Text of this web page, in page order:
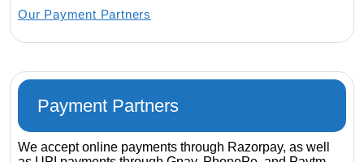
Our Payment Partners
Payment Partners
We accept online payments through Razorpay, as well